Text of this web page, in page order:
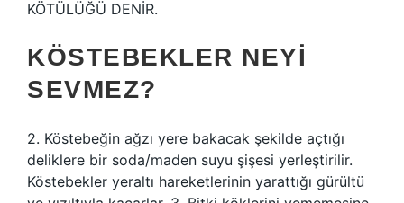
KÖTÜLÜĞÜ DENİR.
KÖSTEBEKLER NEYI
SEVMEZ?
2. Köstebeğin ağzı yere bakacak şekilde açtığı
deliklere bir soda/maden suyu şişesi yerleştirilir.
Köstebekler yeraltı hareketlerinin yarattığı gürültü